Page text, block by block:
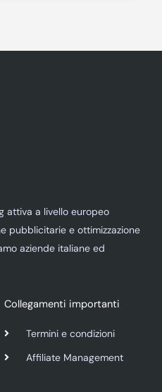
attiva a livello europeo
pubblicitarie e ottimizzazione
aziende italiane ed
Collegamenti importanti
Termini e condizioni
Affiliate Management